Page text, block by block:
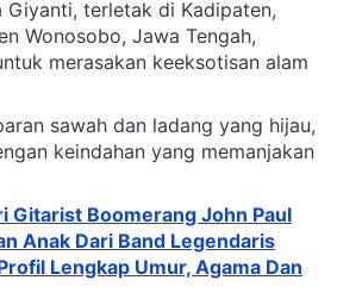
Giyanti, terletak di Kadipaten,
Wonosobo, Jawa Tengah,
merasakan keeksotisan alam
sawah dan ladang yang hijau,
keindahan yang memanjakan
Gitarist Boomerang John Paul
Anak Dari Band Legendaris
Lengkap Umur, Agama Dan